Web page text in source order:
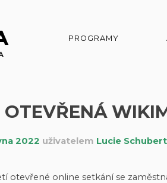
PROGRAMY
OTEVŘENÁ
2022 uživatelem Lucie Schubert
otevřené online setkání se